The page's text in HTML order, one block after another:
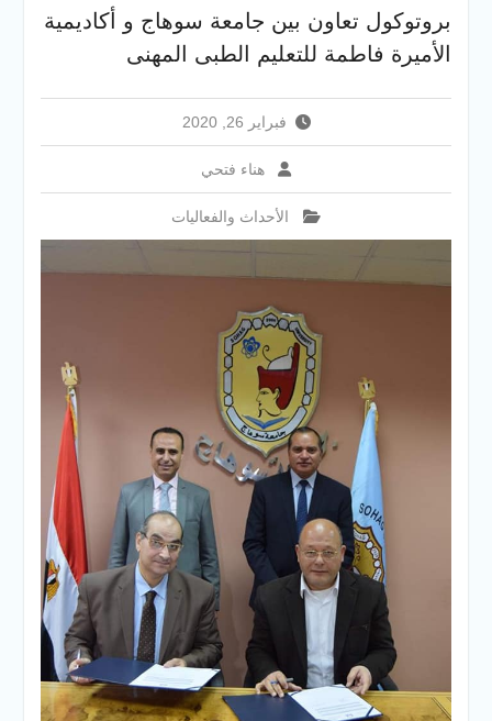
والخدمية بجامعة سوهاج
الجديدة
جامعة سوهاج تفتح أبوابها
الإلكتروني للقبول بالجامعات
2026
بروتوكول تعاون بين جامعة سوهاج و أكاديمية
الأميرة فاطمة للتعليم الطبى المهنى
فبراير 26, 2020
هناء فتحي
الأحداث والفعاليات